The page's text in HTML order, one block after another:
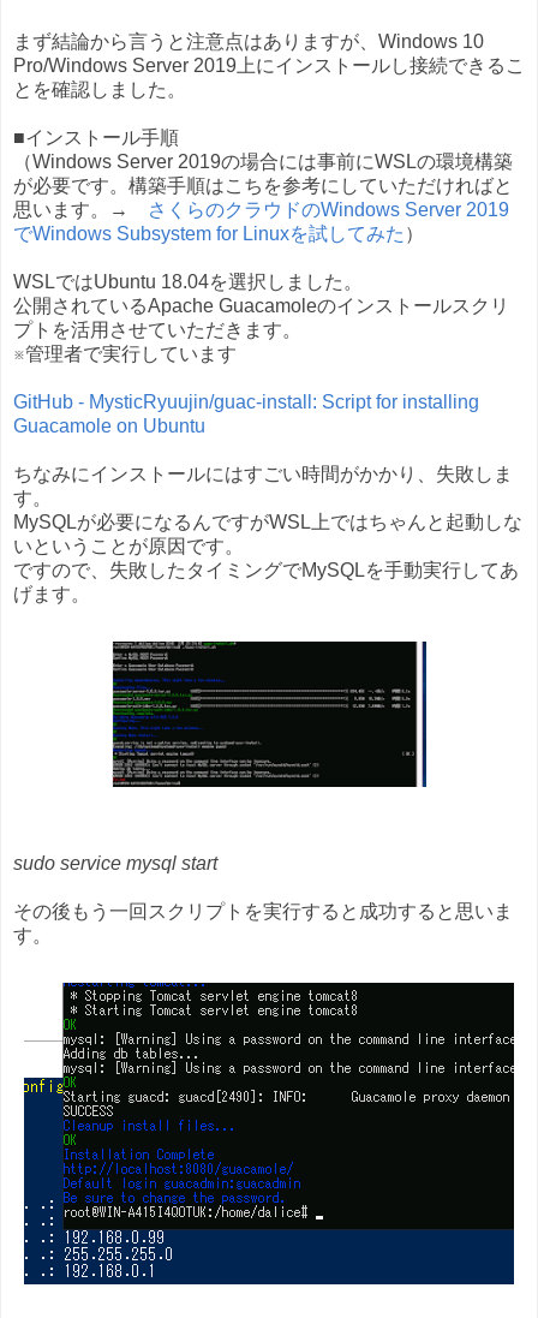
まず結論から言うと注意点はありますが、Windows 10
Pro/Windows Server 2019上にインストールし接続できるこ
とを確認しました。
■インストール手順
（Windows Server 2019の場合には事前にWSLの環境構築
が必要です。構築手順はこちを参考にしていただければと
思います。→
さくらのクラウドのWindows Server 2019
でWindows Subsystem for Linuxを試してみた ）
WSLではUbuntu 18.04を選択しました。
公開されているApache Guacamoleのインストールスクリ
プトを活用させていただきます。
※管理者で実行しています
GitHub - MysticRyuujin/guac-install: Script for installing
Guacamole on Ubuntu
ちなみにインストールにはすごい時間がかかり、失敗しま
す。
MySQLが必要になるんですがWSL上ではちゃんと起動しな
いということが原因です。
ですので、失敗したタイミングでMySQLを手動実行してあ
げます。
sudo service mysql start
その後もう一回スクリプトを実行すると成功すると思いま
す。